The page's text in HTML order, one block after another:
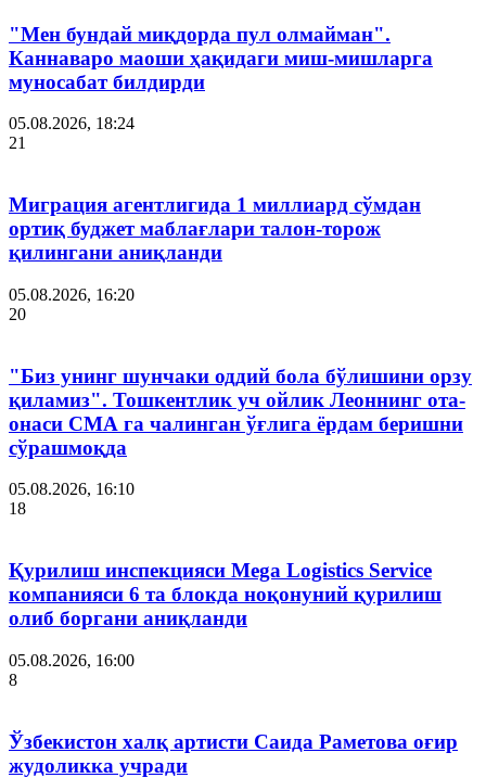
"Мен бундай миқдорда пул олмайман".
Каннаваро маоши ҳақидаги миш-мишларга
муносабат билдирди
05.08.2026, 18:24
21
Миграция агентлигида 1 миллиард сўмдан
ортиқ буджет маблағлари талон-торож
қилингани аниқланди
05.08.2026, 16:20
20
"Биз унинг шунчаки оддий бола бўлишини орзу
қиламиз". Тошкентлик уч ойлик Леоннинг ота-
онаси СМА га чалинган ўғлига ёрдам беришни
сўрашмоқда
05.08.2026, 16:10
18
Қурилиш инспекцияси Мega Logistics Service
компанияси 6 та блокда ноқонуний қурилиш
олиб боргани аниқланди
05.08.2026, 16:00
8
Ўзбекистон халқ артисти Саида Раметова оғир
жудоликка учради